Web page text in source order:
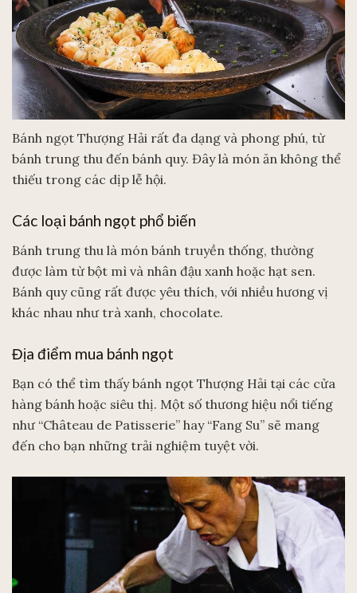
Bánh ngọt Thượng Hải rất đa dạng và phong phú, từ
bánh trung thu đến bánh quy. Đây là món ăn không thể
thiếu trong các dịp lễ hội.
Các loại bánh ngọt phổ biến
Bánh trung thu là món bánh truyền thống, thường
được làm từ bột mì và nhân đậu xanh hoặc hạt sen.
Bánh quy cũng rất được yêu thích, với nhiều hương vị
khác nhau như trà xanh, chocolate.
Địa điểm mua bánh ngọt
Bạn có thể tìm thấy bánh ngọt Thượng Hải tại các cửa
hàng bánh hoặc siêu thị. Một số thương hiệu nổi tiếng
như “Château de Patisserie” hay “Fang Su” sẽ mang
đến cho bạn những trải nghiệm tuyệt vời.